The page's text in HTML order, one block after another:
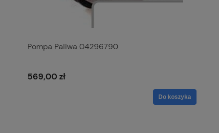
Pompa Paliwa 04296790
569,00 zł
Do koszyka